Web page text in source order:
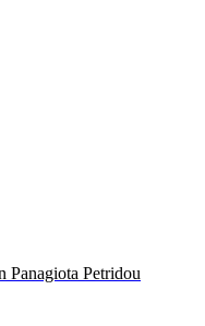
Panagiota Petridou